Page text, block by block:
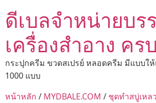
ดีเบลจำหน่ายบ
เครื่องสำอาง คร
กระปุกครีม ขวดสเปรย์ หลอดครีม มีแบบใ
1000 แบบ
หน้าหลัก / MYDBALE.COM / ชุดทำสบู่เหล